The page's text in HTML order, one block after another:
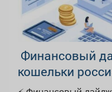
Финансовый
кошельки